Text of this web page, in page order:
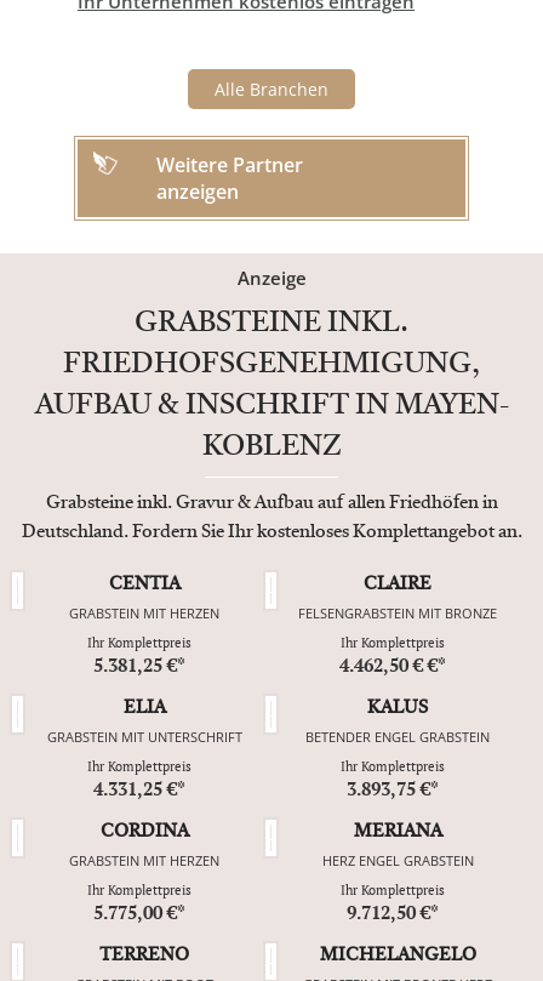
Alle Branchen
Weitere Partner
anzeigen
Anzeige
GRABSTEINE INKL.
FRIEDHOFSGENEHMIGUNG,
AUFBAU & INSCHRIFT IN MAYEN-
KOBLENZ
Grabsteine inkl. Gravur & Aufbau auf allen Friedhöfen in
Deutschland. Fordern Sie Ihr kostenloses Komplettangebot an.
CENTIA
GRABSTEIN MIT HERZEN
Ihr Komplettpreis
5.381,25 €*
CLAIRE
FELSENGRABSTEIN MIT BRONZE
Ihr Komplettpreis
4.462,50 € €*
ELIA
GRABSTEIN MIT UNTERSCHRIFT
Ihr Komplettpreis
4.331,25 €*
KALUS
BETENDER ENGEL GRABSTEIN
Ihr Komplettpreis
3.893,75 €*
CORDINA
GRABSTEIN MIT HERZEN
Ihr Komplettpreis
5.775,00 €*
MERIANA
HERZ ENGEL GRABSTEIN
Ihr Komplettpreis
9.712,50 €*
TERRENO
MICHELANGELO